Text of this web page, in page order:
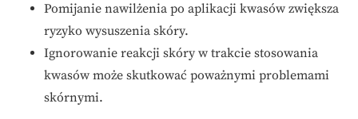
Pomijanie nawilżenia po aplikacji kwasów zwiększa
ryzyko wysuszenia skóry.
Ignorowanie reakcji skóry w trakcie stosowania
kwasów może skutkować poważnymi problemami
skórnymi.